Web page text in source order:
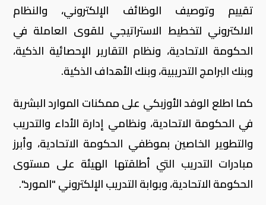
تقييم وتوصيف الوظائف الإلكتروني، والنظام
الالكتروني لتخطيط الاستراتيجي للقوى العاملة في
الحكومة الاتحادية، ونظام التقارير الإحصائية الذكية،
وبنك البرامج التدريبية، وبنك الأهداف الذكية.
كما اطلع الوفد الأوزبكي على ممكنات الموارد البشرية
في الحكومة الاتحادية، ونظامي إدارة الأداء والتدريب
والتطوير الخاصين بموظفي الحكومة الاتحادية، وأبرز
مبادرات التدريب التي أطلقتها الهيئة على مستوى
الحكومة الاتحادية، وبوابة التدريب الإلكتروني "المورد".